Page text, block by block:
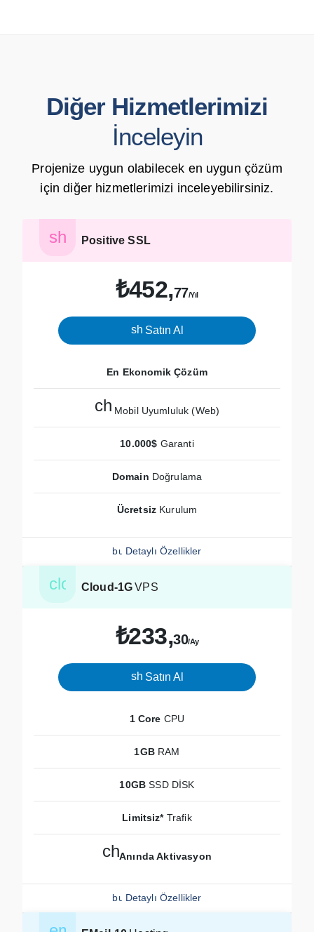
Diğer Hizmetlerimizi
İnceleyin
Projenize uygun olabilecek en uygun çözüm
için diğer hizmetlerimizi inceleyebilirsiniz.
shieldPositive SSL
₺452,77/Yıl
shopping_cart
Satın Al
En Ekonomik Çözüm
check
Mobil Uyumluluk (Web)
10.000$ Garanti
Domain Doğrulama
Ücretsiz Kurulum
build_circle
Detaylı Özellikler
cloudCloud-1GVPS
₺233,30/Ay
shopping_cart
Satın Al
1 Core CPU
1GBRAM
10GB SSD DİSK
Limitsiz*Trafik
check
Anında Aktivasyon
build_circle
Detaylı Özellikler